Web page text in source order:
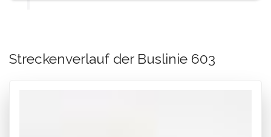
Streckenverlauf der Buslinie 603